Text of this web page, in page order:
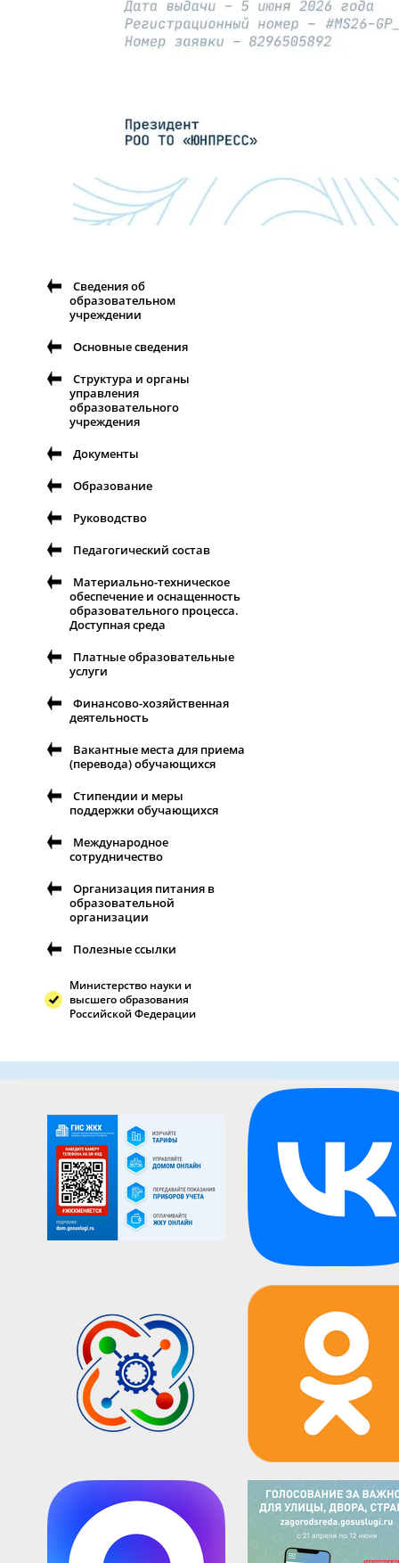
Сведения об
образовательном
учреждении
Основные сведения
Структура и органы
управления
образовательного
учреждения
Документы
Образование
Руководство
Педагогический состав
Материально-техническое
обеспечение и оснащенность
образовательного процесса.
Доступная среда
Платные образовательные
услуги
Финансово-хозяйственная
деятельность
Вакантные места для приема
(перевода) обучающихся
Стипендии и меры
поддержки обучающихся
Международное
сотрудничество
Организация питания в
образовательной
организации
Полезные ссылки
Министерство науки и
высшего образования
Российской Федерации